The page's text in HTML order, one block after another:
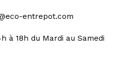
entrepot.com
à 18h du Mardi au Samedi